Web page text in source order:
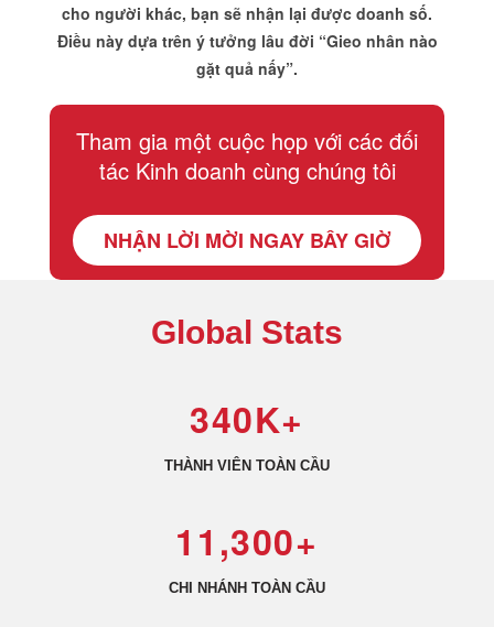
cho người khác, bạn sẽ nhận lại được doanh số.
Điều này dựa trên ý tưởng lâu đời “Gieo nhân nào
gặt quả nấy”.
Tham gia một cuộc họp với các đối
tác Kinh doanh cùng chúng tôi
NHẬN LỜI MỜI NGAY BÂY GIỜ
Global Stats
340K+
THÀNH VIÊN TOÀN CẦU
11,300+
CHI NHÁNH TOÀN CẦU